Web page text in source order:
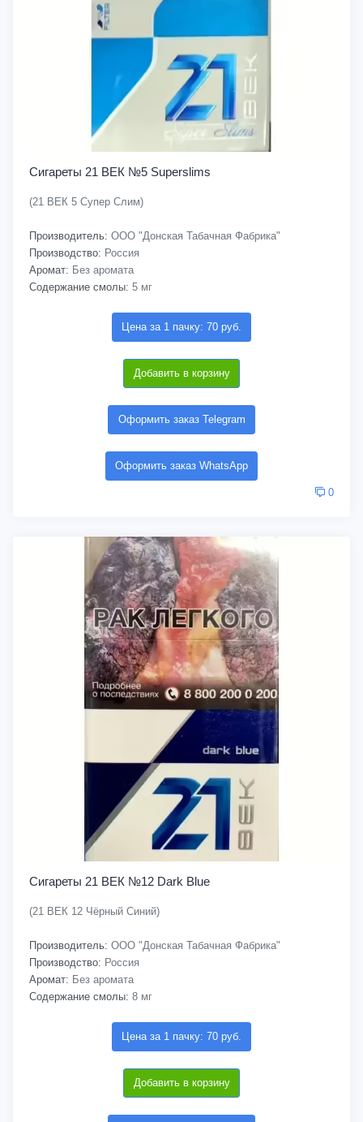
Сигареты 21 ВЕК №5 Superslims
(21 ВЕК 5 Супер Слим)
Производитель: ООО "Донская Табачная Фабрика"
Производство: Россия
Аромат: Без аромата
Содержание смолы: 5 мг
Цена за 1 пачку: 70 руб.
Добавить в корзину
Оформить заказ Telegram
Оформить заказ WhatsApp
0
Сигареты 21 ВЕК №12 Dark Blue
(21 ВЕК 12 Чёрный Синий)
Производитель: ООО "Донская Табачная Фабрика"
Производство: Россия
Аромат: Без аромата
Содержание смолы: 8 мг
Цена за 1 пачку: 70 руб.
Добавить в корзину